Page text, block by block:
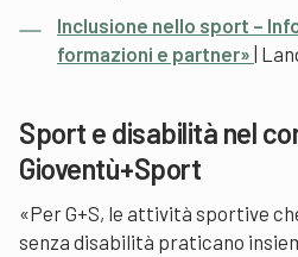
Inclusione nello sport –
formazioni e partner» |
Sport e disabilità nel
Gioventù+Sport
«Per G+S, le attività sportive
senza disabilità praticano